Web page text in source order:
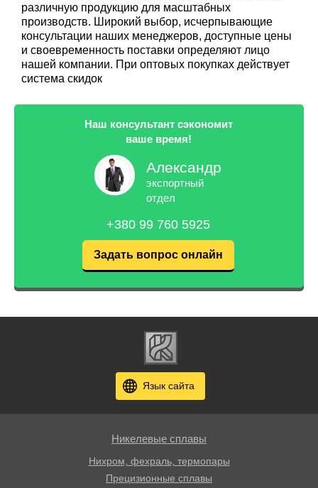
различную продукцию для масштабных
производств. Широкий выбор, исчерпывающие
консультации наших менеджеров, доступные цены
и своевременность поставки определяют лицо
нашей компании. При оптовых покупках действует
система скидок
Наш консультант сэкономит
ваше время!
Александр
экспортный
отдел
+380 99 760 5925
Задать вопрос онлайн
Язык сайта
Никелевые сплавы
Нихром, фехраль, термопары
Прецизионные сплавы